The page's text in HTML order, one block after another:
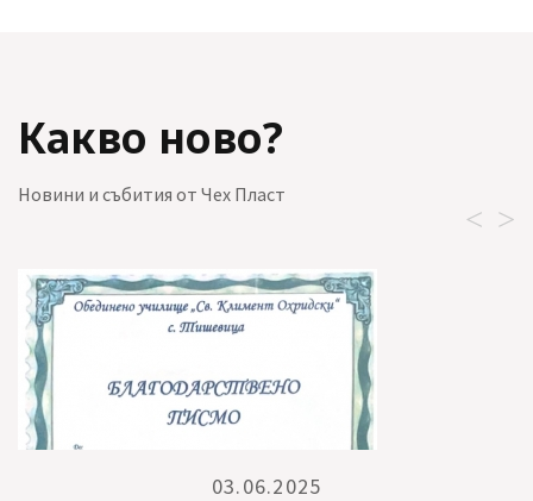
Какво ново?
Новини и събития от Чех Пласт
03.06.2025
< >